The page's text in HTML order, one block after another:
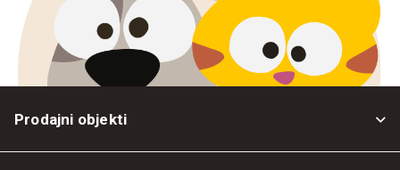
Prodajni objekti